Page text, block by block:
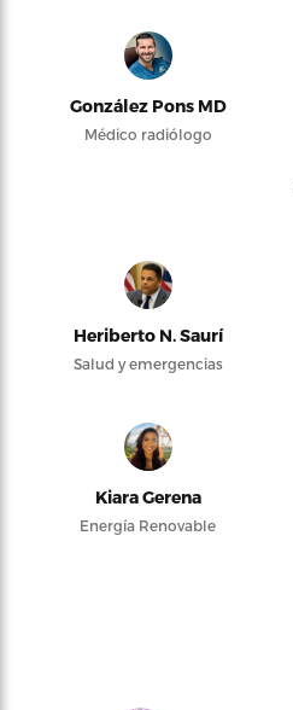
González Pons MD
Médico radiólogo
Heriberto N. Saurí
Salud y emergencias
Kiara Gerena
Energía Renovable